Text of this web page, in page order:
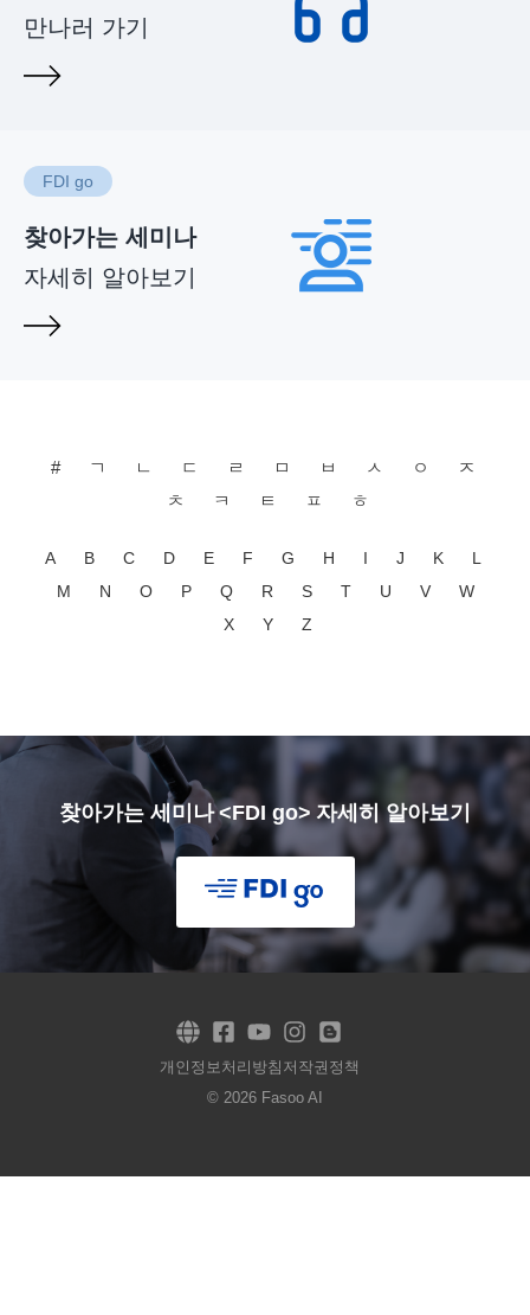
만나러 가기
FDI go
찾아가는 세미나
자세히 알아보기
# ㄱ ㄴ ㄷ ㄹ ㅁ ㅂ ㅅ ㅇ
ㅈ
ㅊ
ㅋ ㅌ ㅍ ㅎ
A B C D E F G H I J K
L
M
N O P Q R S T U V
W
X
Y Z
찾아가는 세미나 <FDI go> 자세히 알아보기
개인정보처리방침 저작권정책
© 2026 Fasoo AI